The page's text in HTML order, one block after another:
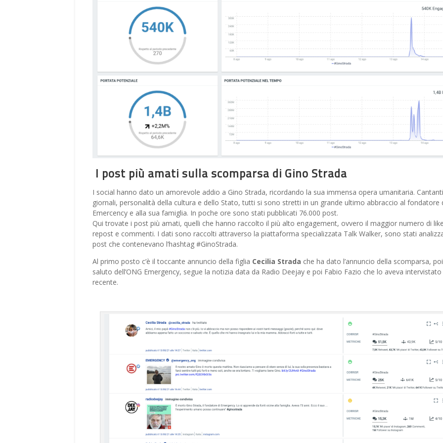
I post più amati sulla scomparsa di Gino Strada
I social hanno dato un amorevole addio a Gino Strada, ricordando la sua immensa opera umanitaria.
giornali, personalità della cultura e dello Stato, tutti si sono stretti in un grande ultimo abbraccio al fondatore
Emercency e alla sua famiglia. In poche ore sono stati pubblicati 76.000 post.
Qui trovate i post più amati, quelli che hanno raccolto il più alto engagement, ovvero il maggior numero di
repost e commenti. I dati sono raccolti attraverso la piattaforma specializzata Talk Walker, sono stati
post che contenevano l’hashtag #GinoStrada.
Al primo posto c’è il toccante annuncio della figlia Cecilia Strada che ha dato l’annuncio della scomparsa,
saluto dell’ONG Emergency, segue la notizia data da Radio Deejay e poi Fabio Fazio che lo aveva intervistato
recente.